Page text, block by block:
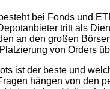
bei Fonds und
tritt als
an den großen
von Orders
ist der beste und
hängen von den